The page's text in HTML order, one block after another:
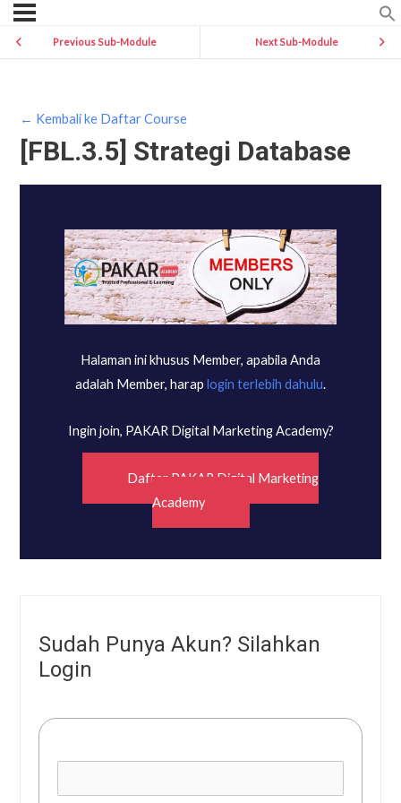
Previous Sub-Module Next Sub-Module
← Kembali ke Daftar Course
[FBL.3.5] Strategi Database
Halaman ini khusus Member, apabila Anda
adalah Member, harap login terlebih dahulu.
Ingin join, PAKAR Digital Marketing Academy?
Daftar PAKAR Digital Marketing
Academy
Sudah Punya Akun? Silahkan
Login